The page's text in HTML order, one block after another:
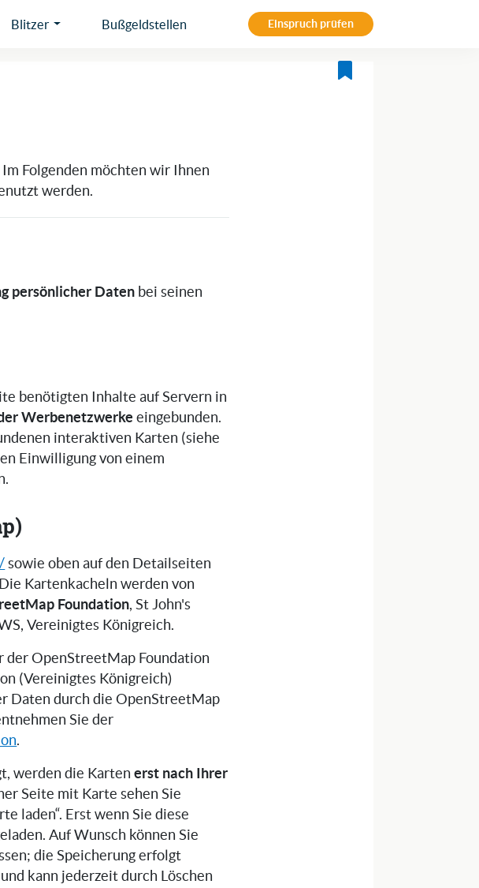
Blitzer Bußgeldstellen Einspruch prüfen
Folgenden möchten wir Ihnen
werden.
persönlicher Daten bei seinen
benötigten Inhalte auf Servern in
Werbenetzwerke eingebunden.
interaktiven Karten (siehe
Einwilligung von einem
sowie oben auf den Detailseiten
Kartenkacheln werden von
Foundation, St John's
Vereinigtes Königreich.
der OpenStreetMap Foundation
(Vereinigtes Königreich)
Daten durch die OpenStreetMap
Sie der
.
werden die Kartenerst nach Ihrer
Seite mit Karte sehen Sie
laden“. Erst wenn Sie diese
Auf Wunsch können Sie
die Speicherung erfolgt
kann jederzeit durch Löschen